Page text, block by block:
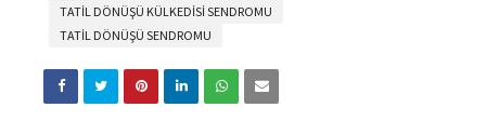
TATİL DÖNÜŞÜ KÜLKEDİSİ SENDROMU
TATİL DÖNÜŞÜ SENDROMU